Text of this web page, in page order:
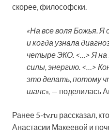
скорее, философски.
«На все воля Божья. Я
и когда узнала
четыре ЭКО. <…> Я
силы, энергию. <…>
это делать, потому
шанс», — поделилась
Ранее 5-tv.ru рассказал,
Анастасии Макеевой и